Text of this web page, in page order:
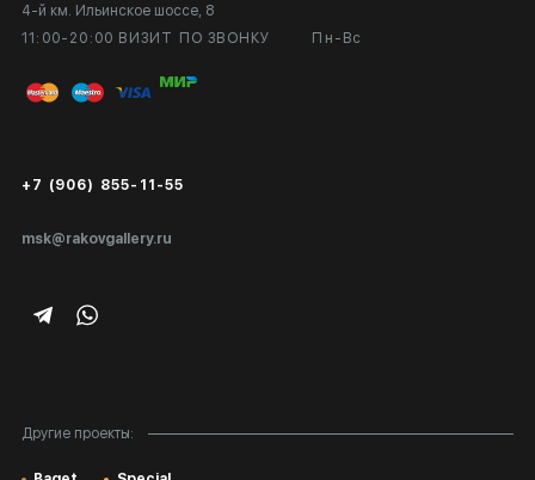
4-й км. Ильинское шоссе, 8
11:00-20:00 ВИЗИТ ПО ЗВОНКУ
Пн-Вс
msk@rakovgallery.ru
+7 (906) 855-11-55
Другие проекты:
Вопросы и ответы
Публичная оферта
Экспертиза/Вывоз за границу
Подарочные сертификаты
Выставка в галерее